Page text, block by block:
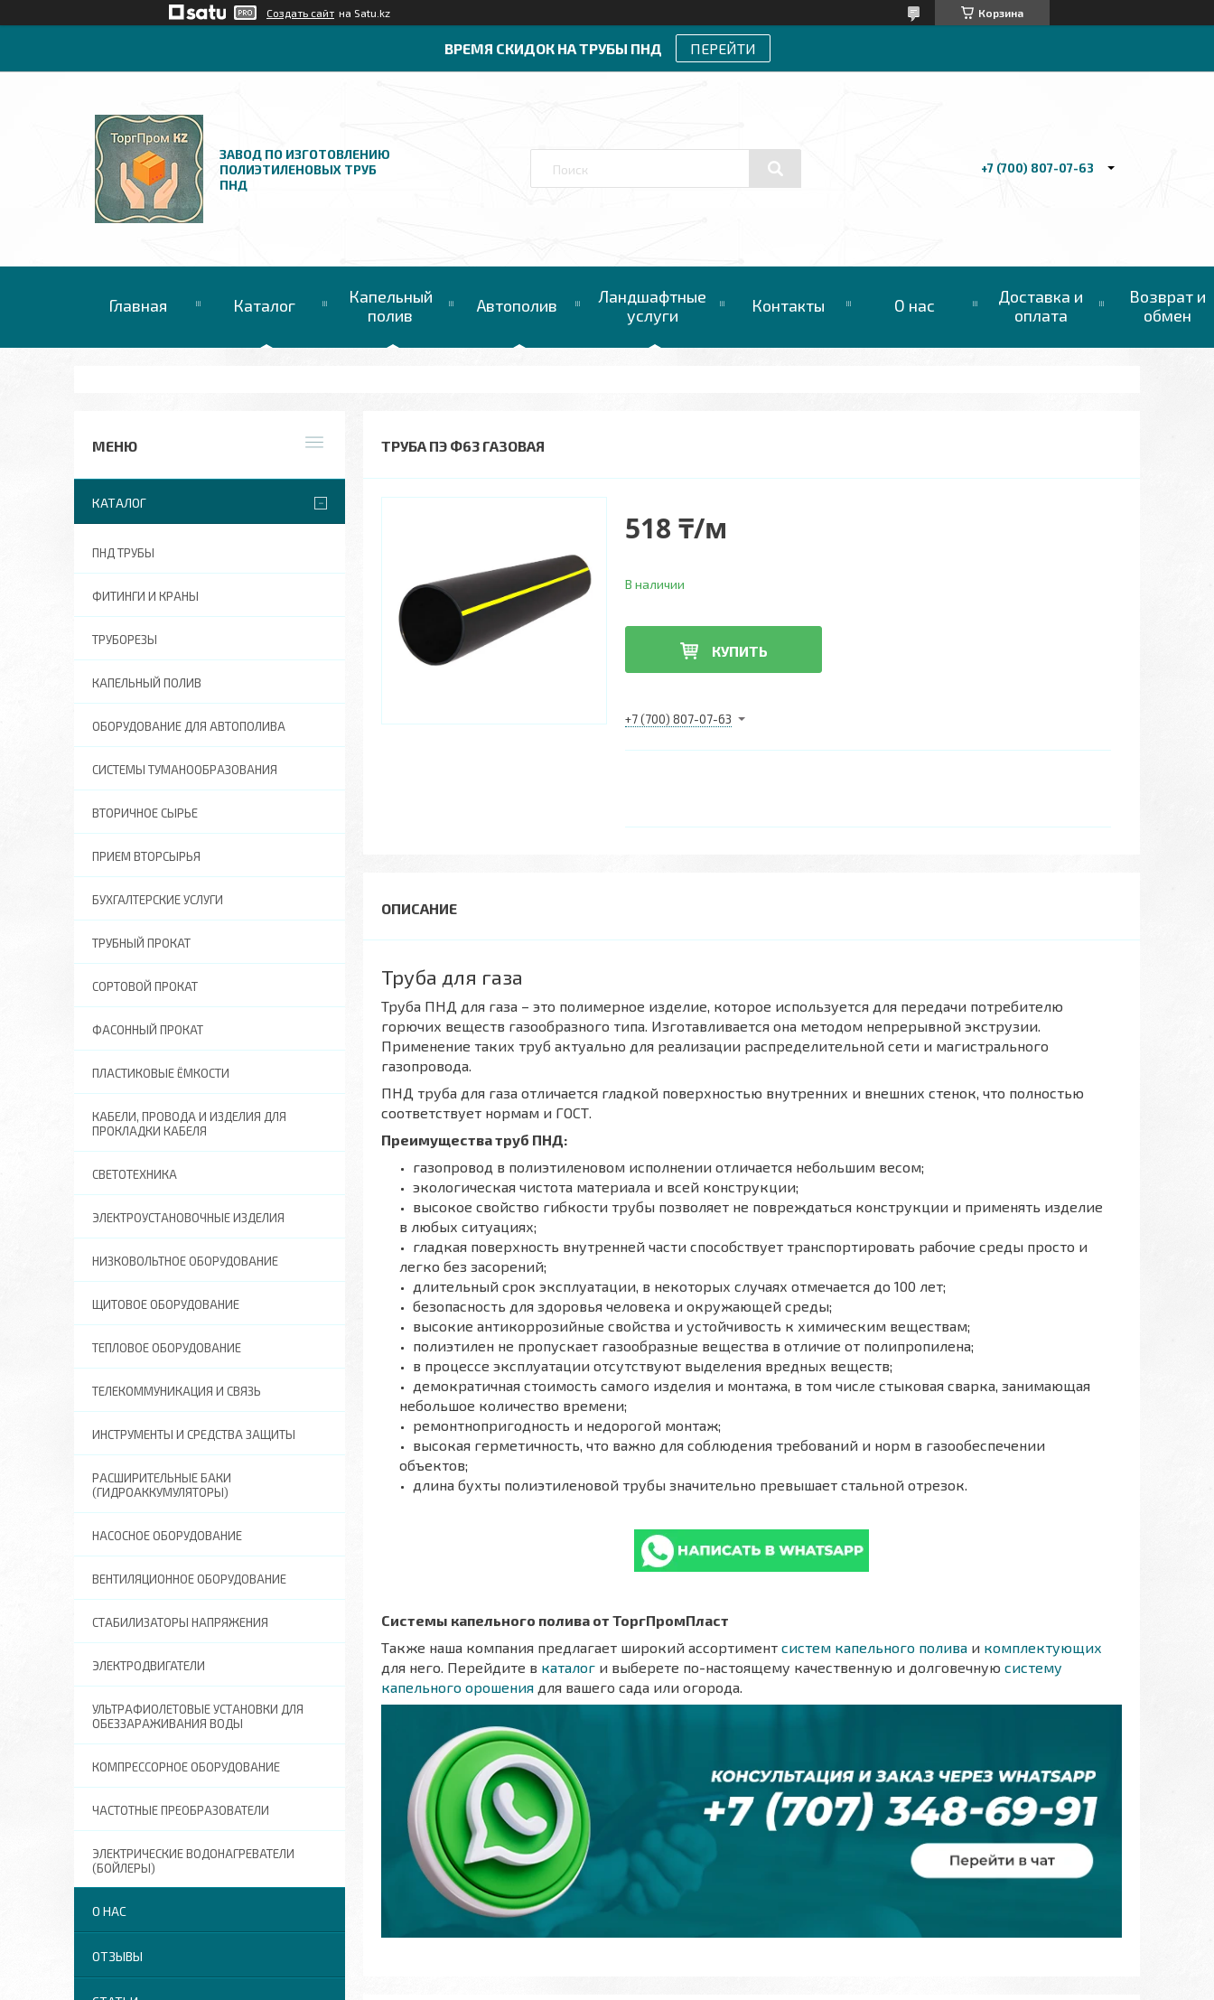
Создать сайт на Satu.kz Корзина
ВРЕМЯ СКИДОК НА ТРУБЫ ПНД ПЕРЕЙТИ
ЗАВОД ПО ИЗГОТОВЛЕНИЮ
ПОЛИЭТИЛЕНОВЫХ ТРУБ
ПНД
+7 (700) 807-07-63
Главная Каталог
Капельный
полив
Автополив
Ландшафтные
услуги
Контакты О нас
Доставка и
оплата
Возврат и
обмен
ТРУБА ПЭ Ф63 ГАЗОВАЯ
518 ₸/м
В наличии
КУПИТЬ
+7 (700) 807-07-63
Труба для газа
Труба ПНД для газа – это полимерное изделие, которое используется для передачи потребителю
горючих веществ газообразного типа. Изготавливается она методом непрерывной экструзии.
Применение таких труб актуально для реализации распределительной сети и магистрального
газопровода.
ПНД труба для газа отличается гладкой поверхностью внутренних и внешних стенок, что полностью
соответствует нормам и ГОСТ.
Преимущества труб ПНД:
газопровод в полиэтиленовом исполнении отличается небольшим весом;
экологическая чистота материала и всей конструкции;
высокое свойство гибкости трубы позволяет не повреждаться конструкции и применять изделие
в любых ситуациях;
гладкая поверхность внутренней части способствует транспортировать рабочие среды просто и
легко без засорений;
длительный срок эксплуатации, в некоторых случаях отмечается до 100 лет;
безопасность для здоровья человека и окружающей среды;
высокие антикоррозийные свойства и устойчивость к химическим веществам;
полиэтилен не пропускает газообразные вещества в отличие от полипропилена;
в процессе эксплуатации отсутствуют выделения вредных веществ;
демократичная стоимость самого изделия и монтажа, в том числе стыковая сварка, занимающая
небольшое количество времени;
ремонтнопригодность и недорогой монтаж;
высокая герметичность, что важно для соблюдения требований и норм в газообеспечении
объектов;
длина бухты полиэтиленовой трубы значительно превышает стальной отрезок.
Системы капельного полива от ТоргПромПласт
Также наша компания предлагает широкий ассортимент систем капельного полива и комплектующих
для него. Перейдите в каталог и выберете по-настоящему качественную и долговечную систему
капельного орошения для вашего сада или огорода.
КАТАЛОГ
ПНД ТРУБЫ
ФИТИНГИ И КРАНЫ
ТРУБОРЕЗЫ
КАПЕЛЬНЫЙ ПОЛИВ
ОБОРУДОВАНИЕ ДЛЯ АВТОПОЛИВА
СИСТЕМЫ ТУМАНООБРАЗОВАНИЯ
ВТОРИЧНОЕ СЫРЬЕ
ПРИЕМ ВТОРСЫРЬЯ
БУХГАЛТЕРСКИЕ УСЛУГИ
ТРУБНЫЙ ПРОКАТ
СОРТОВОЙ ПРОКАТ
ФАСОННЫЙ ПРОКАТ
ПЛАСТИКОВЫЕ ЁМКОСТИ
КАБЕЛИ, ПРОВОДА И ИЗДЕЛИЯ ДЛЯ
ПРОКЛАДКИ КАБЕЛЯ
СВЕТОТЕХНИКА
ЭЛЕКТРОУСТАНОВОЧНЫЕ ИЗДЕЛИЯ
НИЗКОВОЛЬТНОЕ ОБОРУДОВАНИЕ
ЩИТОВОЕ ОБОРУДОВАНИЕ
ТЕПЛОВОЕ ОБОРУДОВАНИЕ
ТЕЛЕКОММУНИКАЦИЯ И СВЯЗЬ
ИНСТРУМЕНТЫ И СРЕДСТВА ЗАЩИТЫ
РАСШИРИТЕЛЬНЫЕ БАКИ
(ГИДРОАККУМУЛЯТОРЫ)
НАСОСНОЕ ОБОРУДОВАНИЕ
ВЕНТИЛЯЦИОННОЕ ОБОРУДОВАНИЕ
СТАБИЛИЗАТОРЫ НАПРЯЖЕНИЯ
ЭЛЕКТРОДВИГАТЕЛИ
УЛЬТРАФИОЛЕТОВЫЕ УСТАНОВКИ ДЛЯ
ОБЕЗЗАРАЖИВАНИЯ ВОДЫ
КОМПРЕССОРНОЕ ОБОРУДОВАНИЕ
ЧАСТОТНЫЕ ПРЕОБРАЗОВАТЕЛИ
ЭЛЕКТРИЧЕСКИЕ ВОДОНАГРЕВАТЕЛИ
(БОЙЛЕРЫ)
О НАС
ОТЗЫВЫ